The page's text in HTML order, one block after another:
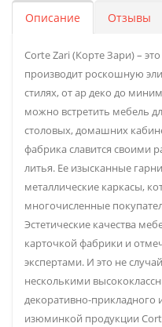
Описание Отзывы
Corte Zari (Корте Зари) –
производит роскошную
стилях, от ар деко до
можно встретить мебель
столовых, домашних
фабрика славится своими
литья. Ее изысканные
металлические каркасы,
многочисленные
Эстетические качества
карточкой фабрики и
экспертами. И это не
несколькими
декоративно-прикладного
изюминкой продукции